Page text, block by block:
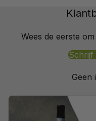
Wees de eerste
Schrijf
Geen